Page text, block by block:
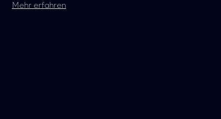
Mehr erfahren